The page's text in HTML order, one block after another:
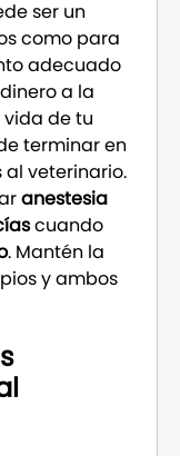
ser un
como para
adecuado
a la
de tu
terminar en
al veterinario.
anestesia
cuando
. Mantén la
y ambos